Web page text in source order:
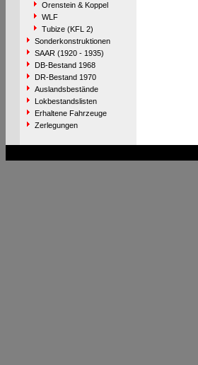
Orenstein & Koppel
WLF
Tubize (KFL 2)
Sonderkonstruktionen
SAAR (1920 - 1935)
DB-Bestand 1968
DR-Bestand 1970
Auslandsbestände
Lokbestandslisten
Erhaltene Fahrzeuge
Zerlegungen